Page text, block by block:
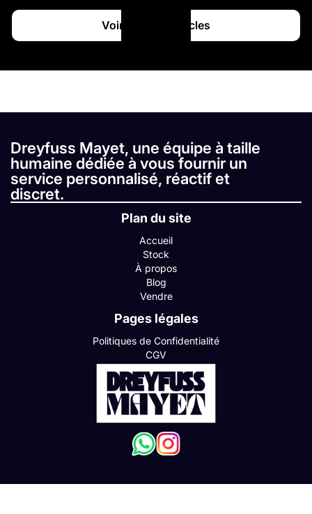
Voir tous les articles
Dreyfuss Mayet, une équipe à taille
humaine dédiée à vous fournir un
service personnalisé, réactif et
discret.
Plan du site
Accueil
Stock
À propos
Blog
Vendre
Pages légales
Politiques de Confidentialité
CGV